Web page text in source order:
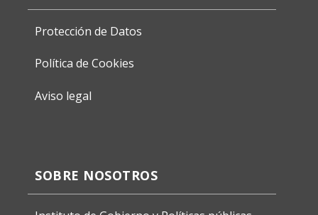
Protección de Datos
Política de Cookies
Aviso legal
SOBRE NOSOTROS